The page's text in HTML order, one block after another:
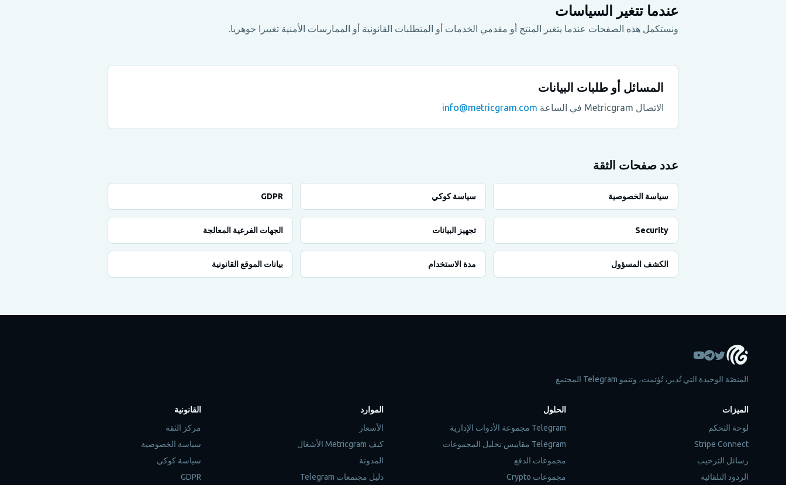
عندما تتغير السياسات
ونستكمل هذه الصفحات عندما يتغير المنتج أو مقدمي الخدمات أو المتطلبات القانونية أو الممارسات الأمنية تغييرا جوهريا.
المسائل أو طلبات البيانات
الاتصال Metricgram في الساعة info@metricgram.com
عدد صفحات الثقة
سياسة الخصوصية سياسة كوكي GDPR
Security تجهيز البيانات الجهات الفرعية المعالجة
الكشف المسؤول مدة الاستخدام بيانات الموقع القانونية
المنصّة الوحيدة التي تُدير، تُؤتمت، وتنمو Telegram المجتمع
الميزات
لوحة التحكم
Stripe Connect
رسائل الترحيب
الردود التلقائية
الحلول
Telegram مجموعة الأدوات الإدارية
Telegram مقاييس تحليل المجموعات
مجموعات الدفع
مجموعات Crypto
الموارد
الأسعار
كيف Metricgram الأشغال
المدونة
دليل مجتمعات Telegram
القانونية
مركز الثقة
سياسة الخصوصية
سياسة كوكي
GDPR